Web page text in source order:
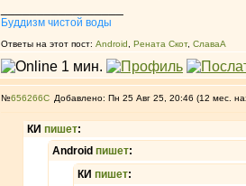
Буддизм чистой воды
Ответы на этот пост: Android Рената Скот, СлаваА
№656266 Добавлено: Пн 25 Авг 25, 20:46 (12 мес.
КИ пишет:
Android пишет:
КИ пишет: